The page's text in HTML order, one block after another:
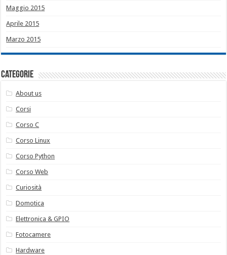
Maggio 2015
Aprile 2015
Marzo 2015
Categorie
About us
Corsi
Corso C
Corso Linux
Corso Python
Corso Web
Curiosità
Domotica
Elettronica & GPIO
Fotocamere
Hardware